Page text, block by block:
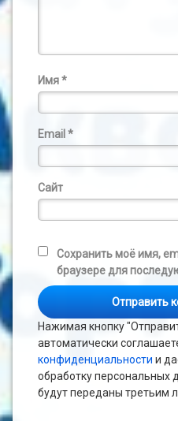
Имя*
Email *
Сайт
Сохранить моё имя,
браузере для
Нажимая кнопку
автоматически
конфиденциальности и
обработку персональных
будут переданы третьим